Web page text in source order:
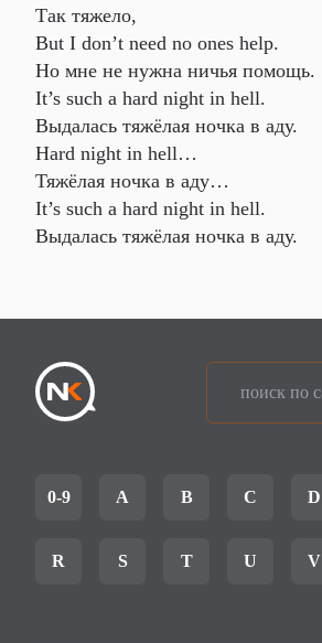
Так тяжело,
But I don’t need no ones help.
Но мне не нужна ничья помощь.
It’s such a hard night in hell.
Выдалась тяжёлая ночка в аду.
Hard night in hell…
Тяжёлая ночка в аду…
It’s such a hard night in hell.
Выдалась тяжёлая ночка в аду.
0-9 A B C D
R S T U V